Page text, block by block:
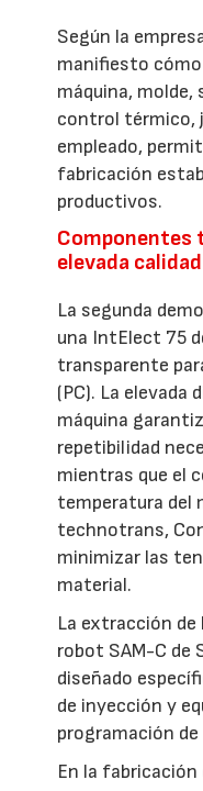
Según la
manifiesto
máquina,
control térmico,
empleado,
fabricación
productivos.
Componentes
elevada
La segunda
una IntElect 75
transparente
(PC). La elevada
máquina
repetibilidad
mientras que el
temperatura del
technotrans,
minimizar las
material.
La extracción de
robot SAM-C de
diseñado
de inyección y
programación
En la